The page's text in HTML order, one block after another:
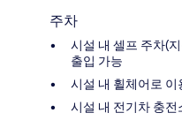
주차
시설 내 셀프 주차(
출입 가능
시설 내 휠체어로
시설 내 전기차 충전